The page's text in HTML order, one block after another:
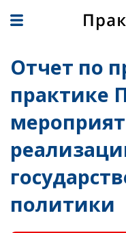
Отчет по
практике
политики